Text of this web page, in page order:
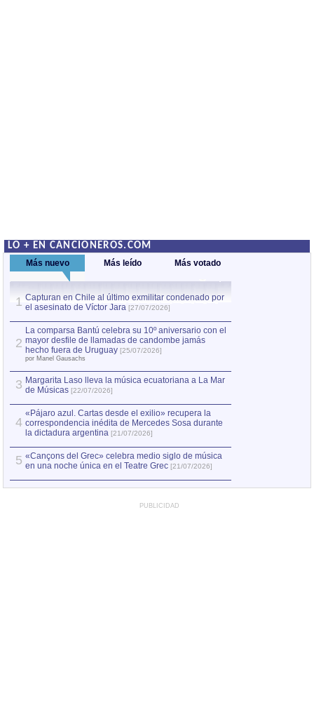
LO + EN CANCIONEROS.COM
Más nuevo Más leído Más votado
1 Capturan en Chile al último exmilitar condenado por
el asesinato de Víctor Jara [27/07/2026]
2
La comparsa Bantú celebra su 10º aniversario con el
mayor desfile de llamadas de candombe jamás
hecho fuera de Uruguay [25/07/2026]
por Manel Gausachs
3 Margarita Laso lleva la música ecuatoriana a La Mar
de Músicas [22/07/2026]
4
«Pájaro azul. Cartas desde el exilio» recupera la
correspondencia inédita de Mercedes Sosa durante
la dictadura argentina [21/07/2026]
5 «Cançons del Grec» celebra medio siglo de música
en una noche única en el Teatre Grec [21/07/2026]
PUBLICIDAD